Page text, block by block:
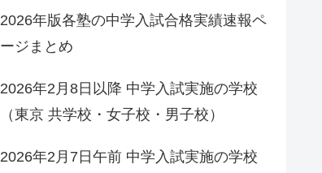
2026年版各塾の中学入試合格実績速報ペ
ージまとめ
2026年2月8日以降 中学入試実施の学校
（東京 共学校・女子校・男子校）
2026年2月7日午前 中学入試実施の学校